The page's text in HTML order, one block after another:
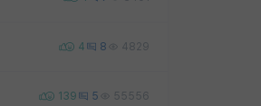
4 8 4829
139 5 55556